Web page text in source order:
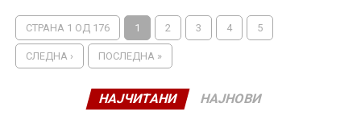
СТРАНА 1 ОД 176 1 2 3 4 5
СЛЕДНА › ПОСЛЕДНА »
НАЈЧИТАНИ НАЈНОВИ